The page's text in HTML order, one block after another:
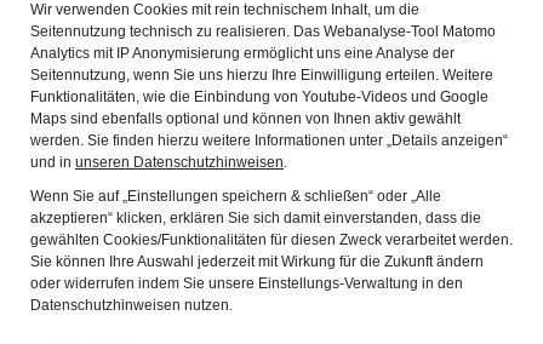
Wir verwenden Cookies mit rein technischem Inhalt, um die
Seitennutzung technisch zu realisieren. Das Webanalyse-Tool Matomo
Analytics mit IP Anonymisierung ermöglicht uns eine Analyse der
Seitennutzung, wenn Sie uns hierzu Ihre Einwilligung erteilen. Weitere
Funktionalitäten, wie die Einbindung von Youtube-Videos und Google
Maps sind ebenfalls optional und können von Ihnen aktiv gewählt
werden. Sie finden hierzu weitere Informationen unter „Details anzeigen“
und in unseren Datenschutzhinweisen.
Wenn Sie auf „Einstellungen speichern & schließen“ oder „Alle
akzeptieren“ klicken, erklären Sie sich damit einverstanden, dass die
gewählten Cookies/Funktionalitäten für diesen Zweck verarbeitet werden.
Sie können Ihre Auswahl jederzeit mit Wirkung für die Zukunft ändern
oder widerrufen indem Sie unsere Einstellungs-Verwaltung in den
Datenschutzhinweisen nutzen.
Herzlich Willkommen
Seit über 35 Jahren besteht nun das Bauernhausmuseum im
Achentaler Heimathaus. Seit dem 2. Mai 2026 ist unser
Museum bis in den Herbst wie üblich samstags geöffnet;
dieses Jahr wieder mit einer neuen Sonderausstellung